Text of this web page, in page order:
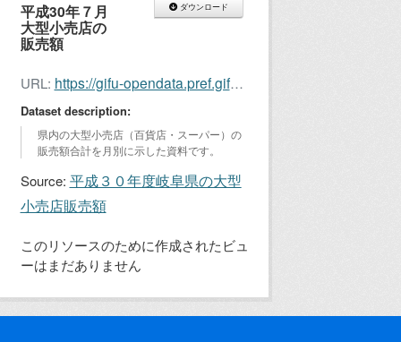
ダウンロード
平成30年７月
大型小売店の
販売額
URL: https://gifu-opendata.pref.gifu.lg.jp/dataset/3d1c7257-1ad3-41a6-a37a-c164c709569c/resource/5034c256-5f0a-43d5-b486-af7057302aec/download/oogatakouri201807.xls
Dataset description:
県内の大型小売店（百貨店・スーパー）の
販売額合計を月別に示した資料です。
Source: 平成３０年度岐阜県の大型
小売店販売額
このリソースのために作成されたビュ
ーはまだありません